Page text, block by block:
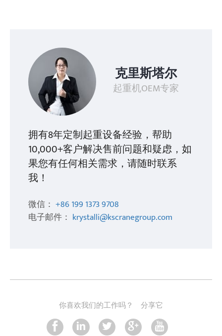
克里斯塔尔
起重机OEM专家
拥有8年定制起重设备经验，帮助
10,000+客户解决售前问题和疑虑，如
果您有任何相关需求，请随时联系
我！
微信：+86 199 1373 9708
电子邮件： krystalli@kscranegroup.com
你喜欢我们的工作吗？ 分享它